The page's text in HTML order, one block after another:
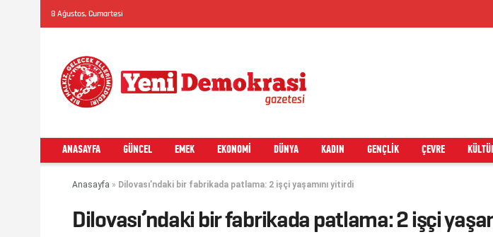
8 Ağustos, Cumartesi
ANASAYFA GÜNCEL EMEK EKONOMI DÜNYA KADIN GENÇLIK ÇEVRE
Anasayfa » Dilovası’ndaki bir fabrikada patlama: 2 işçi yaşamını yitirdi
Dilovası’ndaki bir fabrikada patlama: 2 işçi